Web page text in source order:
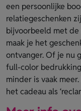
een persoonlijke
relatiegeschenken
bijvoorbeeld met de
maak je het
ontvanger. Of je nu
full-color
minder is vaak
het cadeau als